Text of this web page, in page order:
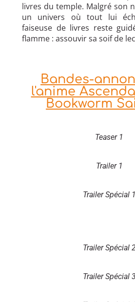
livres du temple. Malgré son
un univers où tout lui
faiseuse de livres reste
flamme : assouvir sa soif de
Bandes-
l'anime
Bookworm
Teaser 1
Trailer 1
Trailer Spécial 1
Trailer Spécial
Trailer Spécial